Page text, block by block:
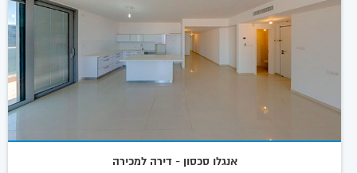
אנגלו סכסון - דירה למכירה